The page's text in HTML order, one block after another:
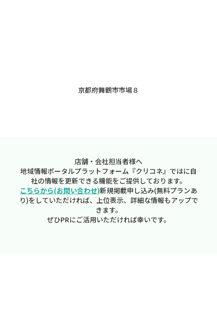
京都府舞鶴市市場８
店舗・会社担当者様へ
地域情報ポータルプラットフォーム『クリコネ』ではに自
社の情報を更新できる機能をご提供しております。
こちらから(お問い合わせ)新規掲載申し込み(無料プランあ
り)をしていただければ、上位表示、詳細な情報もアップで
きます。
ぜひPRにご活用いただければ幸いです。